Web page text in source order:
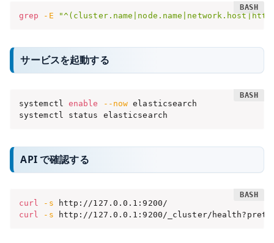
grep -E
サービスを起動する
systemctl enable --now elasticsearch
systemctl status elasticsearch
API で確認する
curl -s
curl
-s http://127.0.0.1:9200/_cluster/